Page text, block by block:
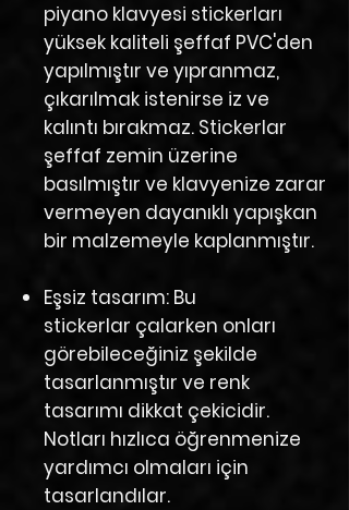
piyano klavyesi stickerları
yüksek kaliteli şeffaf PVC'den
yapılmıştır ve yıpranmaz,
çıkarılmak istenirse iz ve
kalıntı bırakmaz. Stickerlar
şeffaf zemin üzerine
basılmıştır ve klavyenize zarar
vermeyen dayanıklı yapışkan
bir malzemeyle kaplanmıştır.
Eşsiz tasarım: Bu
stickerlar çalarken onları
görebileceğiniz şekilde
tasarlanmıştır ve renk
tasarımı dikkat çekicidir.
Notları hızlıca öğrenmenize
yardımcı olmaları için
tasarlandılar.